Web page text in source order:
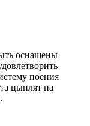
оснащены
поения
цыплят на